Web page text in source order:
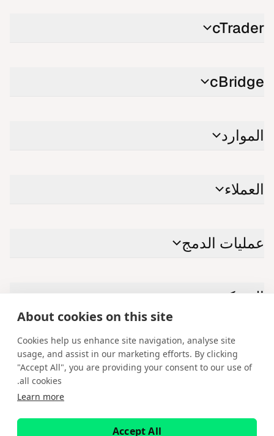
About cookies on this site
Cookies help us enhance site navigation, analyse site
usage, and assist in our marketing efforts. By clicking
"Accept All", you are providing your consent to our use of
all cookies.
Learn more
Accept All
cTrader
cBridge
الموارد
العملاء
عمليات الدمج
الشركة
الاتصال بنا
LinkedIn
YouTube
X
Instagram
Facebook
حقوق الطبع والنشر © 2026 لشركة ®Spotware Systems Ltd. cTrader®, Open